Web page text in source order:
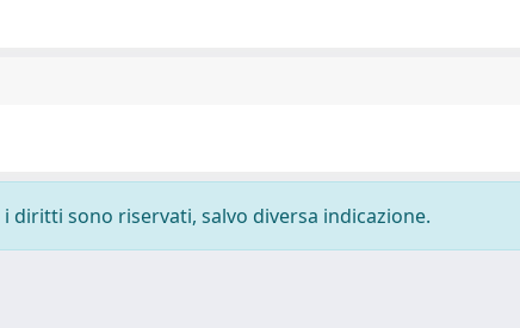
sono riservati, salvo diversa indicazione.